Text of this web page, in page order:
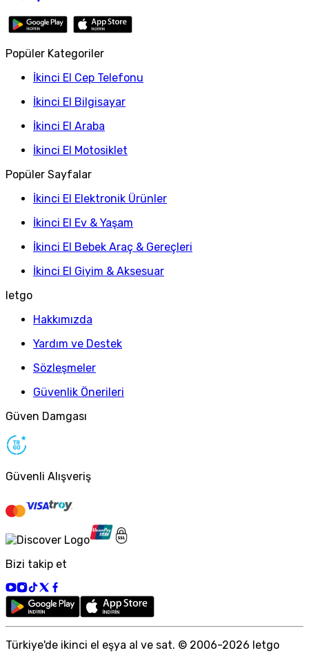
Popüler Kategoriler
İkinci El Cep Telefonu
İkinci El Bilgisayar
İkinci El Araba
İkinci El Motosiklet
Popüler Sayfalar
İkinci El Elektronik Ürünler
İkinci El Ev & Yaşam
İkinci El Bebek Araç & Gereçleri
İkinci El Giyim & Aksesuar
letgo
Hakkımızda
Yardım ve Destek
Sözleşmeler
Güvenlik Önerileri
Güven Damgası
Güvenli Alışveriş
Bizi takip et
Türkiye'de ikinci el eşya al ve sat. © 2006-2026 letgo